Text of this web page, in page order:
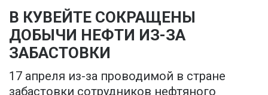
В КУВЕЙТЕ СОКРАЩЕНЫ
ДОБЫЧИ НЕФТИ ИЗ-ЗА
ЗАБАСТОВКИ
17 апреля из-за проводимой в стране
забастовки сотрудников нефтяного